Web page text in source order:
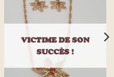
VICTIME DE SON
SUCCÈS !